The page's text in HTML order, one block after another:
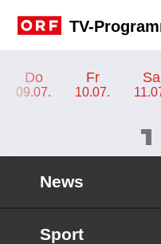
TV-
Do
09.07.
Fr
10.07.
Sa
News
Sport